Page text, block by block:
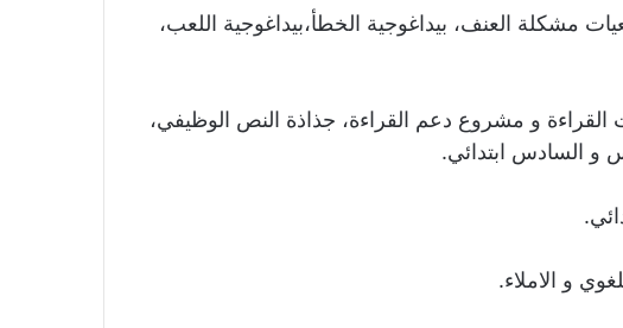
مشكلة العنف، بيداغوجية الخطأ،بيداغوجية اللعب،
القراءة و مشروع دعم القراءة، جذاذة النص الوظيفي،
و السادس ابتدائي.
و الاملاء.